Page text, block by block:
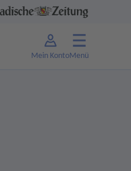
Mein KontoMenü